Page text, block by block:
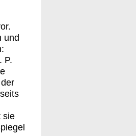
und
P.
sie